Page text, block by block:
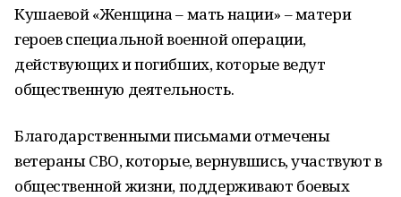
Кушаевой «Женщина – мать нации» – матери
героев специальной военной операции,
действующих и погибших, которые ведут
общественную деятельность.
Благодарственными письмами отмечены
ветераны СВО, которые, вернувшись, участвуют в
общественной жизни, поддерживают боевых